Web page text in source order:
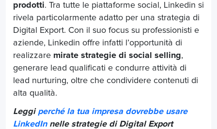
prodotti. Tra tutte le piattaforme social, Linkedin si
rivela particolarmente adatto per una strategia di
Digital Export. Con il suo focus su professionisti e
aziende, Linkedin offre infatti l’opportunità di
realizzare mirate strategie di social selling,
generare lead qualificati e condurre attività di
lead nurturing, oltre che condividere contenuti di
alta qualità.
Leggi perché la tua impresa dovrebbe usare
LinkedInnelle strategie di Digital Export